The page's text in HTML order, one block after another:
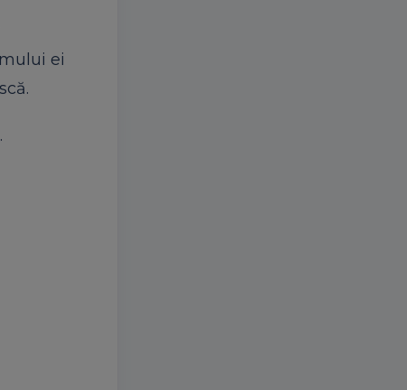
ei